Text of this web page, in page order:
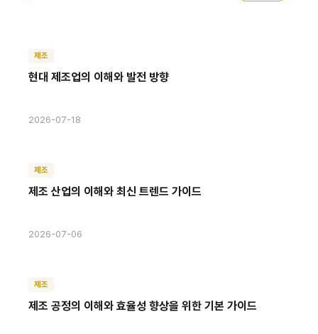
제조
현대 제조업의 이해와 발전 방향
2026-07-18
제조
제조 산업의 이해와 최신 트렌드 가이드
2026-07-06
제조
제조 공정의 이해와 효율성 향상을 위한 기본 가이드